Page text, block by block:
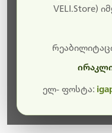
მალე ისევ
VELI.Store)
ელ- ფოსტა: